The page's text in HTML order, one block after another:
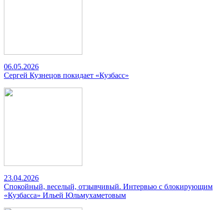
06.05.2026
Сергей Кузнецов покидает «Кузбасс»
23.04.2026
Спокойный, веселый, отзывчивый. Интервью с блокирующим
«Кузбасса» Ильей Юльмухаметовым